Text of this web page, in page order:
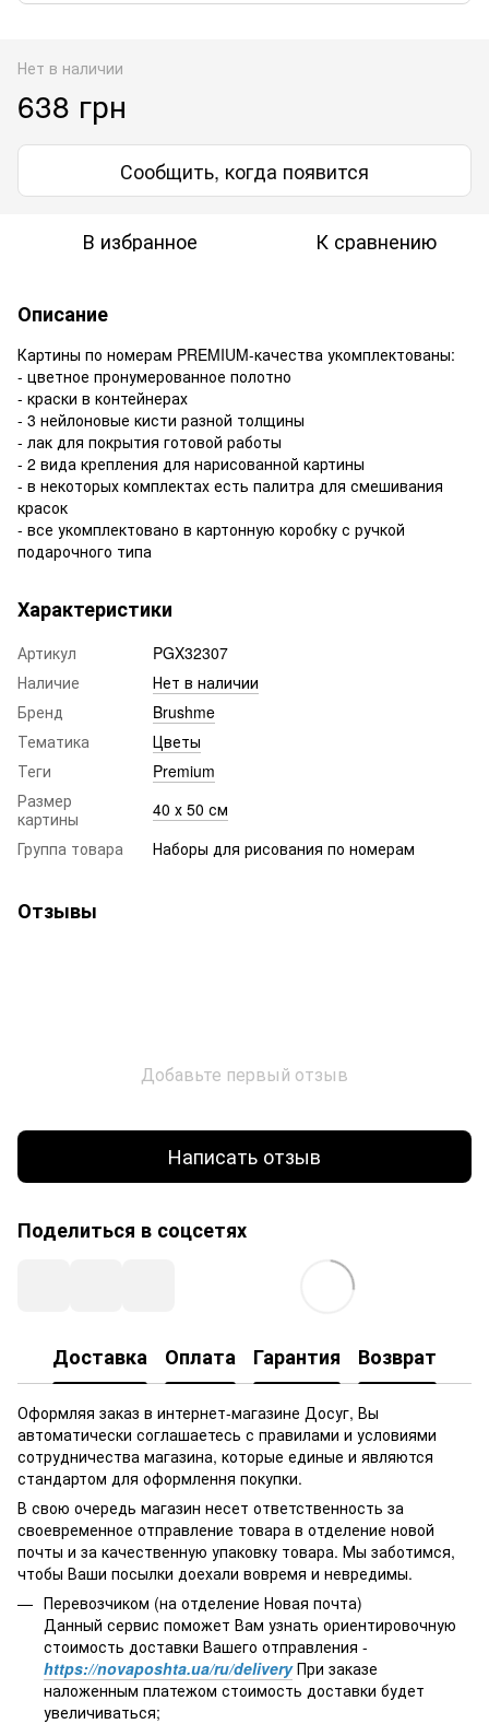
Нет в наличии
638 грн
Сообщить, когда появится
В избранное К сравнению
Описание
Картины по номерам PREMIUM-качества укомплектованы:
- цветное пронумерованное полотно
- краски в контейнерах
- 3 нейлоновые кисти разной толщины
- лак для покрытия готовой работы
- 2 вида крепления для нарисованной картины
- в некоторых комплектах есть палитра для смешивания
красок
- все укомплектовано в картонную коробку с ручкой
подарочного типа
Характеристики
Артикул
PGX32307
Наличие
Нет в наличии
Бренд
Brushme
Тематика
Цветы
Теги
Premium
Размер
картины
40 х 50 см
Группа товара
Наборы для рисования по номерам
Отзывы
Добавьте первый отзыв
Написать отзыв
Поделиться в соцсетях
Доставка Оплата Гарантия Возврат
Оформляя заказ в интернет-магазине Досуг, Вы
автоматически соглашаетесь с правилами и условиями
сотрудничества магазина, которые единые и являются
стандартом для оформлення покупки.
В свою очередь магазин несет ответственность за
своевременное отправление товара в отделение новой
почты и за качественную упаковку товара. Мы заботимся,
чтобы Ваши посылки доехали вовремя и невредимы.
Перевозчиком (на отделение Новая почта)
Данный сервис поможет Вам узнать ориентировочную
стоимость доставки Вашего отправления -
https://novaposhta.ua/ru/deliveryПри заказе
наложенным платежом стоимость доставки будет
увеличиваться;